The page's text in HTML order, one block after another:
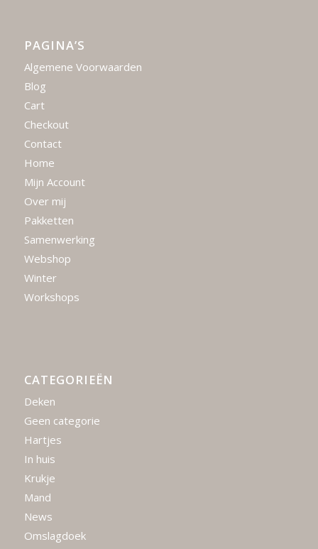
PAGINA’S
Algemene Voorwaarden
Blog
Cart
Checkout
Contact
Home
Mijn Account
Over mij
Pakketten
Samenwerking
Webshop
Winter
Workshops
CATEGORIEËN
Deken
Geen categorie
Hartjes
In huis
Krukje
Mand
News
Omslagdoek